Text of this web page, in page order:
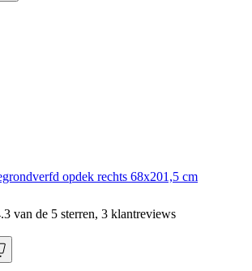
opdek rechts 68x201,5 cm
van de 5 sterren, 3 klantreviews